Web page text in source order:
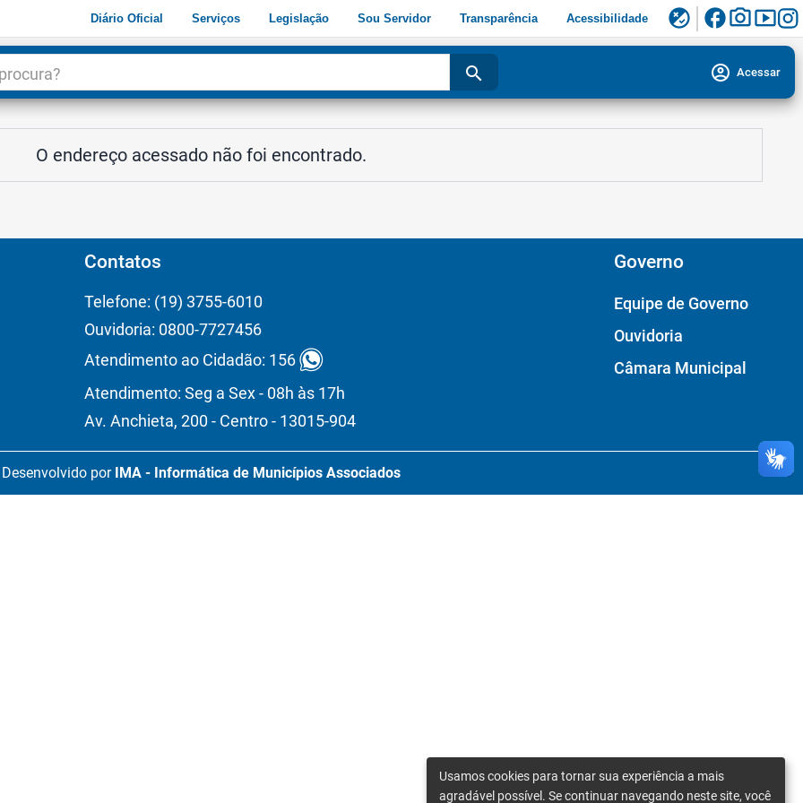
Diário Oficial Serviços Legislação Sou Servidor Transparência Acessibilidade flaky facebookphoto_camerasmart_display
search account_circle Acessar
O endereço acessado não foi encontrado.
Contatos
Telefone: (19) 3755-6010
Ouvidoria: 0800-7727456
Atendimento ao Cidadão: 156
Atendimento: Seg a Sex - 08h às 17h
Av. Anchieta, 200 - Centro - 13015-904
Governo
Equipe de Governo
Ouvidoria
Câmara Municipal
Desenvolvido por IMA - Informática de Municípios Associados
Usamos cookies para tornar sua experiência a mais
agradável possível. Se continuar navegando neste site, você